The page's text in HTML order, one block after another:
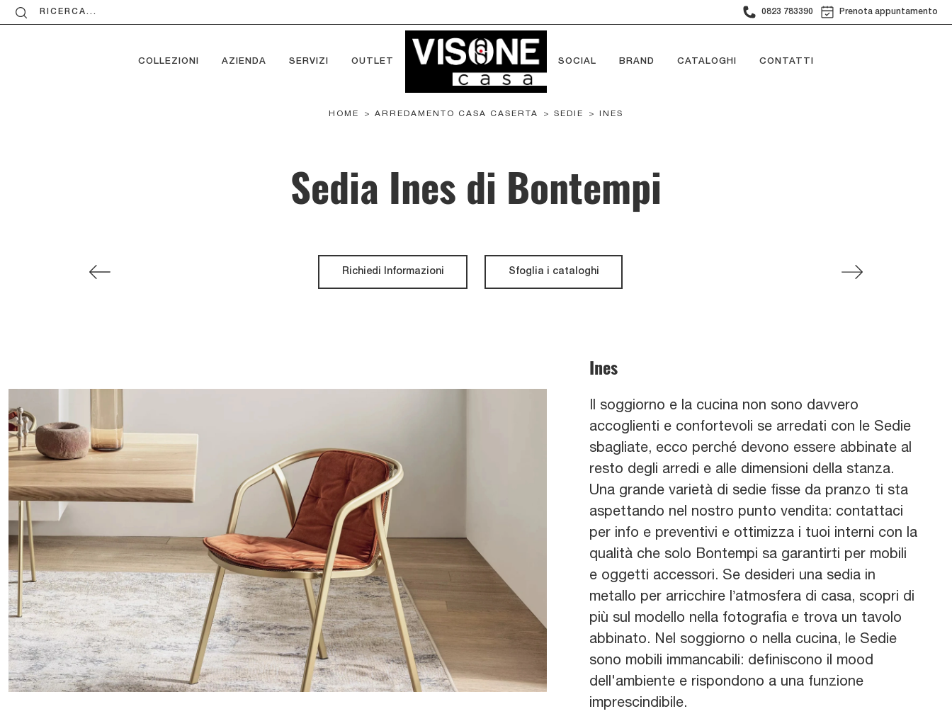
RICERCA... 0823 783390 Prenota appuntamento
COLLEZIONI AZIENDA SERVIZI OUTLET SOCIAL BRAND CATALOGHI CONTATTI
HOME > ARREDAMENTO CASA CASERTA > SEDIE > INES
Sedia Ines di Bontempi
Richiedi Informazioni Sfoglia i cataloghi
Ines
Il soggiorno e la cucina non sono davvero
accoglienti e confortevoli se arredati con le Sedie
sbagliate, ecco perché devono essere abbinate al
resto degli arredi e alle dimensioni della stanza.
Una grande varietà di sedie fisse da pranzo ti sta
aspettando nel nostro punto vendita: contattaci
per info e preventivi e ottimizza i tuoi interni con la
qualità che solo Bontempi sa garantirti per mobili
e oggetti accessori. Se desideri una sedia in
metallo per arricchire l’atmosfera di casa, scopri di
più sul modello nella fotografia e trova un tavolo
abbinato. Nel soggiorno o nella cucina, le Sedie
sono mobili immancabili: definiscono il mood
dell'ambiente e rispondono a una funzione
imprescindibile.